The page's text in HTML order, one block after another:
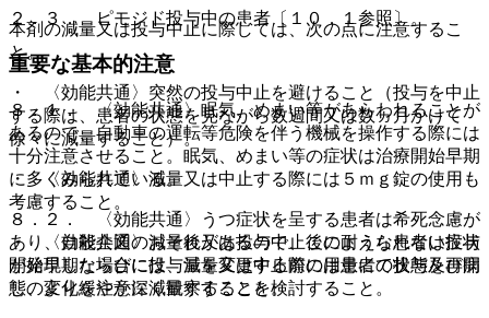
本剤の減量又は投与中止に際しては、次の点に注意するこ
と。
・ 〈効能共通〉突然の投与中止を避けること（投与を中止
する際は、患者の状態を見ながら数週間又は数ヵ月かけて
徐々に減量すること）。
・ 〈効能共通〉減量又は中止する際には５ｍｇ錠の使用も
考慮すること。
・ 〈効能共通〉減量後又は投与中止後に耐えられない症状
が発現した場合には、減量又は中止前の用量にて投与を再開
し、より緩やかに減量することを検討すること。
２．３． ピモジド投与中の患者〔１０．１参照〕。
重要な基本的注意
８．１． 〈効能共通〉眠気、めまい等があらわれることが
あるので、自動車の運転等危険を伴う機械を操作する際には
十分注意させること。眠気、めまい等の症状は治療開始早期
に多くみられている。
８．２． 〈効能共通〉うつ症状を呈する患者は希死念慮が
あり、自殺企図のおそれがあるので、このような患者は投与
開始早期ならびに投与量を変更する際には患者の状態及び病
態の変化を注意深く観察すること。